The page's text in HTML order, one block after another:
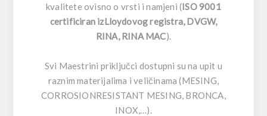
kvalitete ovisno o vrsti i namjeni (ISO 9001
certificiran izLloydovog registra, DVGW,
RINA, RINA MAC).
Svi Maestrini priključci dostupni su na upit u
raznim materijalima i veličinama (MESING,
CORROSIONRESISTANT MESING, BRONCA,
INOX,…).